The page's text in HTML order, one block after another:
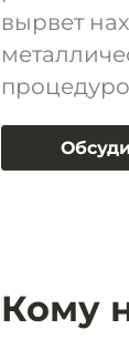
вырвет
Кому